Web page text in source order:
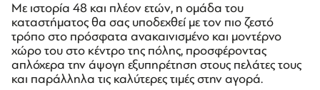
Με ιστορία 48 και πλέον ετών, η ομάδα του
καταστήματος θα σας υποδεχθεί με τον πιο ζεστό
τρόπο στο πρόσφατα ανακαινισμένο και μοντέρνο
χώρο του στο κέντρο της πόλης, προσφέροντας
απλόχερα την άψογη εξυπηρέτηση στους πελάτες τους
και παράλληλα τις καλύτερες τιμές στην αγορά.